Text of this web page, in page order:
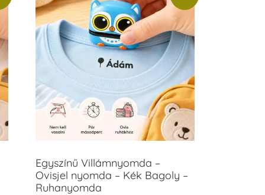
Egyszínű Villámnyomda –
Ovisjel nyomda – Kék Bagoly –
Ruhanyomda